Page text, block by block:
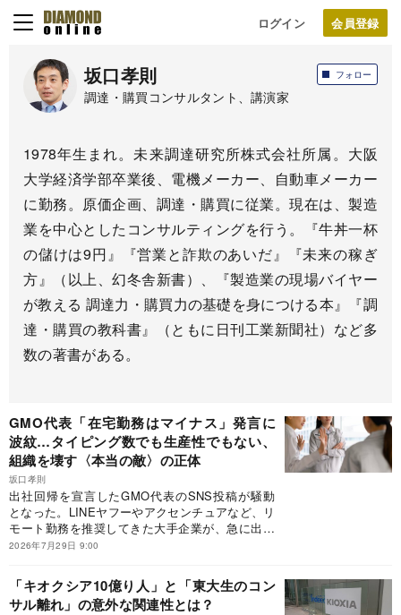
ログイン
フォロー
坂口孝則
調達・購買コンサルタント、講演家
1978年生まれ。未来調達研究所株式会社所属。大阪
大学経済学部卒業後、電機メーカー、自動車メーカー
に勤務。原価企画、調達・購買に従業。現在は、製造
業を中心としたコンサルティングを行う。『牛丼一杯
の儲けは9円』『営業と詐欺のあいだ』『未来の稼ぎ
方』（以上、幻冬舎新書）、『製造業の現場バイヤー
が教える 調達力・購買力の基礎を身につける本』『調
達・購買の教科書』（ともに日刊工業新聞社）など多
数の著書がある。
GMO代表「在宅勤務はマイナス」発言に
波紋…タイピング数でも生産性でもない、
組織を壊す〈本当の敵〉の正体
坂口孝則
出社回帰を宣言したGMO代表のSNS投稿が騒動
となった。LINEヤフーやアクセンチュアなど、リ
モート勤務を推奨してきた大手企業が、急に出社
回帰しているのはなぜなのか？タイピング数や生
とは。
2026年7月29日 9:00
「キオクシア10億り人」と「東大生のコン
サル離れ」の意外な関連性とは？